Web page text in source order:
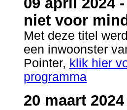
niet voor
Met deze titel
een inwoonster
Pointer, klik hier
programma
20 maart